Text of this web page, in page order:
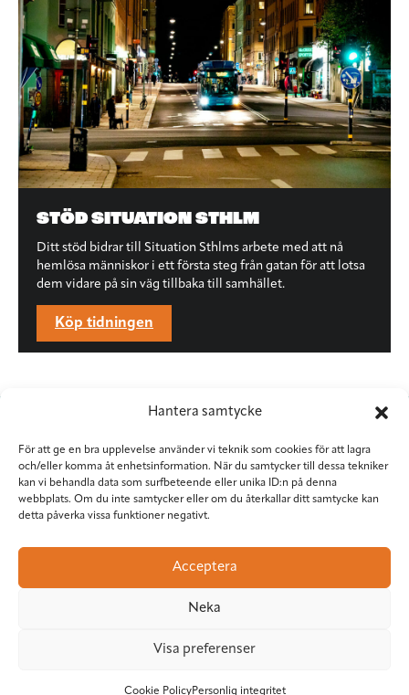
Hantera samtycke
För att ge en bra upplevelse använder vi teknik som cookies för att lagra
och/eller komma åt enhetsinformation. När du samtycker till dessa tekniker
kan vi behandla data som surfbeteende eller unika ID:n på denna
webbplats. Om du inte samtycker eller om du återkallar ditt samtycke kan
detta påverka vissa funktioner negativt.
Acceptera
Neka
Visa preferenser
Cookie PolicyPersonlig integritet
STÖD SITUATION STHLM
Ditt stöd bidrar till Situation Sthlms arbete med att nå
hemlösa människor i ett första steg från gatan för att lotsa
dem vidare på sin väg tillbaka till samhället.
Köp tidningen
Situation Sthlm
Torkel Knutssongatan 37
118 49 Stockholm
red@situationsthlm.se
Följ Situation Sthlm